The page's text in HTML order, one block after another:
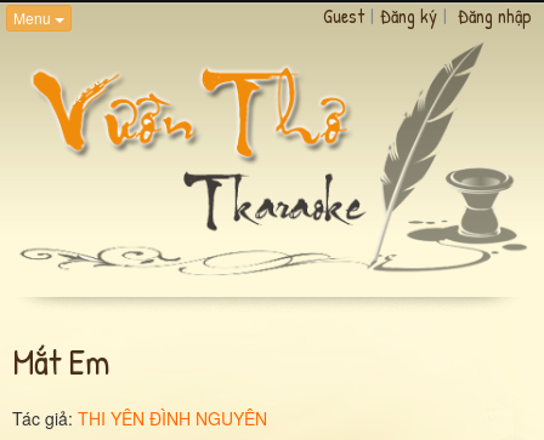
Menu Guest | Đăng ký | Đăng nhập
Mắt Em
Tác giả: THI YÊN ĐÌNH NGUYÊN